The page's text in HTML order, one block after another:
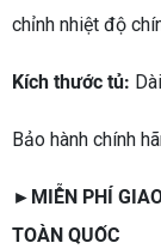
chỉnh nhiệt độ
Kích thước tủ:
Bảo hành chính
►MIỄN PHÍ
TOÀN QUỐC